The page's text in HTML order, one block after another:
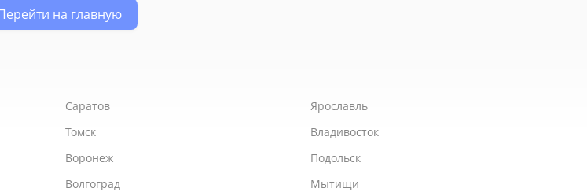
на главную
Саратов
Томск
Воронеж
Волгоград
Ярославль
Владивосток
Подольск
Мытищи